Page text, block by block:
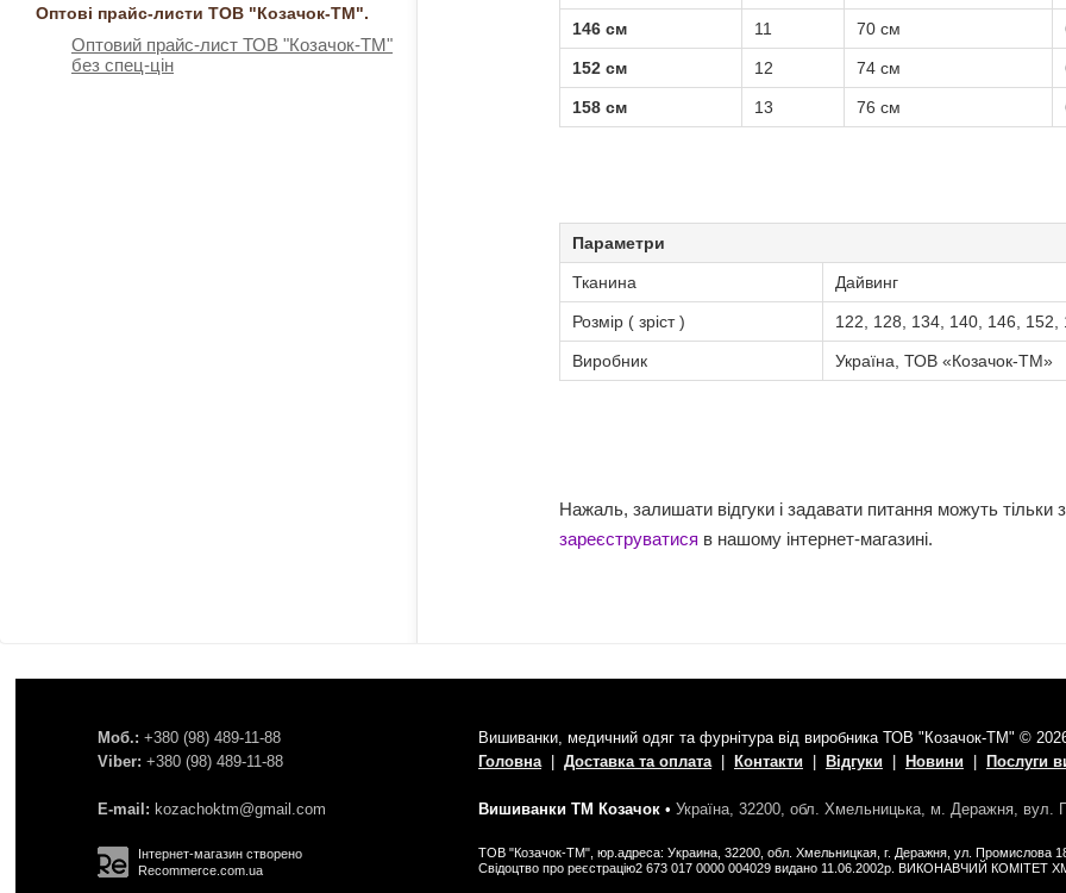
146 см 11 70 см
152 см 12 74 см
158 см 13 76 см
Параметри
Тканина Дайвинг
Розмір ( зріст ) 122, 128, 134, 140, 146, 152,
Виробник Україна, ТОВ «Козачок-ТМ»
Нажаль, залишати відгуки і задавати питання можуть тільки
зареєструватися в нашому інтернет-магазині.
Оптові прайс-листи ТОВ "Козачок-ТМ".
Оптовий прайс-лист ТОВ "Козачок-ТМ"
без спец-цін
Моб.: +380 (98) 489-11-88
Viber: +380 (98) 489-11-88
E-mail: kozachoktm@gmail.com
Інтернет-магазин створено
Recommerce.com.ua
Вишиванки, медичний одяг та фурнітура від виробника ТОВ "Козачок-ТМ" ©
Головна| Доставка та оплата| Контакти Відгуки Новини Послуги
Вишиванки ТМ Козачок• Україна, 32200, обл. Хмельницька, м. Деражня, вул.
ТОВ "Козачок-ТМ", юр.адреса: Украина, 32200, обл. Хмельницкая, г. Деражня, ул. Промислова
Свідоцтво про реєстрацію2 673 017 0000 004029 видано 11.06.2002р. ВИКОНАВЧИЙ КОМІТЕТ